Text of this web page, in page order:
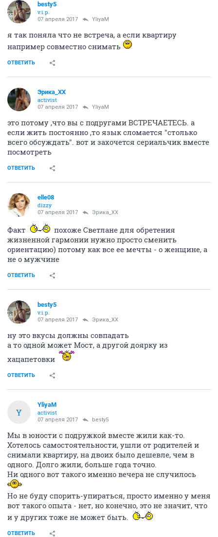
besty5
v.i.p.
07 апреля 2017 YliyaM
я так поняла что не встреча, а если квартиру
например совместно снимать
ОТВЕТИТЬ
Эрика_ХХ
activist
07 апреля 2017 YliyaM
это потому ,что вы с подругами ВСТРЕЧАЕТЕСЬ. а
если жить постоянно ,то язык сломается "столько
всего обсуждать". вот и захочется сериальчик вместе
посмотреть
ОТВЕТИТЬ
elle08
dizzy
07 апреля 2017 Эрика_ХХ
Факт
похоже Светлане для обретения
жизненной гармонии нужно просто сменить
ориентацию) потому как все ее мечты - о женщине, а
не о мужчине
ОТВЕТИТЬ
besty5
v.i.p.
07 апреля 2017 Эрика_ХХ
ну это вкусы должны совпадать
а то одной может Мост, а другой доярку из
хацапетовки
ОТВЕТИТЬ
Y
YliyaM
activist
07 апреля 2017 besty5
Мы в юности с подружкой вместе жили как-то.
Хотелось самостоятельности, ушли от родителей и
снимали квартиру, на двоих было дешевле, чем в
одного. Долго жили, больше года точно.
Ни одного вот такого именно вечера не случилось
Но не буду спорить-упираться, просто именно у меня
вот такого опыта - нет, но конечно, это не значит, что
и у других тоже не может быть.
ОТВЕТИТЬ